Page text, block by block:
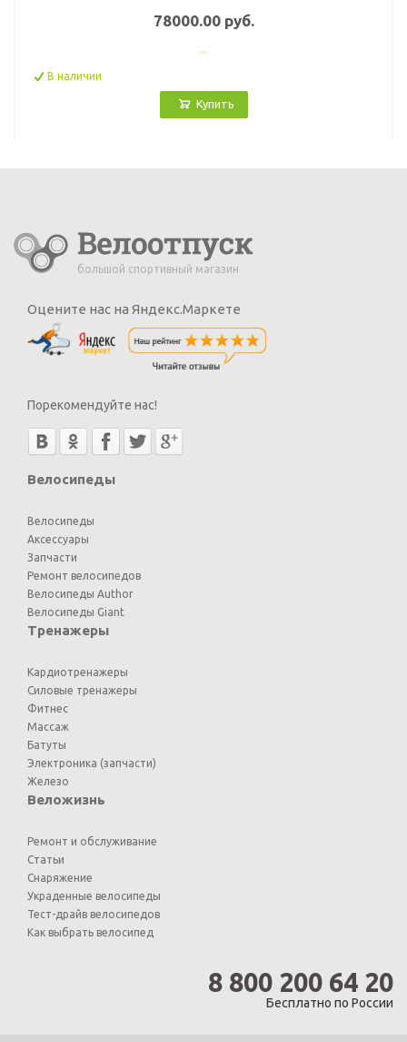
78000.00 руб.
В наличии
Купить
большой спортивный магазин
Оцените нас на Яндекс.Маркете
Порекомендуйте нас!
Велосипеды
Велосипеды
Аксессуары
Запчасти
Ремонт велосипедов
Велосипеды Author
Велосипеды Giant
Тренажеры
Кардиотренажеры
Силовые тренажеры
Фитнес
Массаж
Батуты
Электроника (запчасти)
Железо
Веложизнь
Ремонт и обслуживание
Статьи
Снаряжение
Украденные велосипеды
Тест-драйв велосипедов
Как выбрать велосипед
8 800 200 64 20
Бесплатно по России